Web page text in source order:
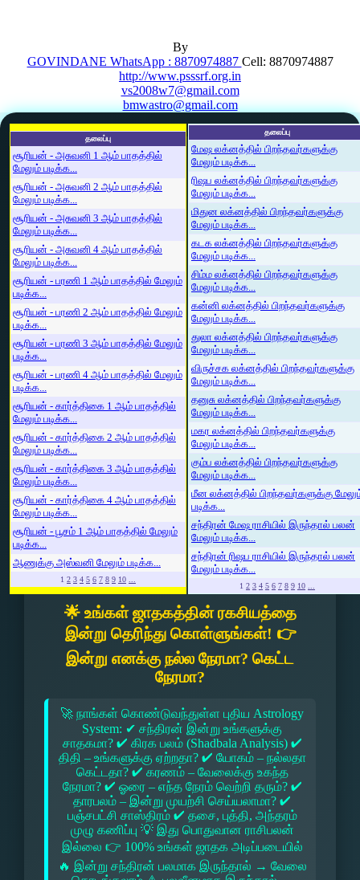
By
GOVINDANE WhatsApp : 8870974887 Cell: 8870974887
http://www.psssrf.org.in
vs2008w7@gmail.com
bmwastro@gmail.com
தலைப்பு
சூரியன் - அசுவனி 1 ஆம் பாதத்தில்
மேலும் படிக்க...
சூரியன் - அசுவனி 2 ஆம் பாதத்தில்
மேலும் படிக்க...
சூரியன் - அசுவனி 3 ஆம் பாதத்தில்
மேலும் படிக்க...
சூரியன் - அசுவனி 4 ஆம் பாதத்தில்
மேலும் படிக்க...
சூரியன் - பரணி 1 ஆம் பாதத்தில் மேலும்
படிக்க...
சூரியன் - பரணி 2 ஆம் பாதத்தில் மேலும்
படிக்க...
சூரியன் - பரணி 3 ஆம் பாதத்தில் மேலும்
படிக்க...
சூரியன் - பரணி 4 ஆம் பாதத்தில் மேலும்
படிக்க...
சூரியன் - கார்த்திகை 1 ஆம் பாதத்தில்
மேலும் படிக்க...
சூரியன் - கார்த்திகை 2 ஆம் பாதத்தில்
மேலும் படிக்க...
சூரியன் - கார்த்திகை 3 ஆம் பாதத்தில்
மேலும் படிக்க...
சூரியன் - கார்த்திகை 4 ஆம் பாதத்தில்
மேலும் படிக்க...
சூரியன் - பூசம் 1 ஆம் பாதத்தில் மேலும்
படிக்க...
ஆணுக்கு அஸ்வனி மேலும் படிக்க...
1 2 3 4 5 6 7 8 9 10 ...
தலைப்பு
மேஷ லக்னத்தில் பிறந்தவர்களுக்கு
மேலும் படிக்க...
ரிஷப லக்னத்தில் பிறந்தவர்களுக்கு
மேலும் படிக்க...
மிதுன லக்னத்தில் பிறந்தவர்களுக்கு
மேலும் படிக்க...
கடக லக்னத்தில் பிறந்தவர்களுக்கு
மேலும் படிக்க...
சிம்ம லக்னத்தில் பிறந்தவர்களுக்கு
மேலும் படிக்க...
கன்னி லக்னத்தில் பிறந்தவர்களுக்கு
மேலும் படிக்க...
துலா லக்னத்தில் பிறந்தவர்களுக்கு
மேலும் படிக்க...
விருச்சக லக்னத்தில் பிறந்தவர்களுக்கு
மேலும் படிக்க...
தனுசு லக்னத்தில் பிறந்தவர்களுக்கு
மேலும் படிக்க...
மகர லக்னத்தில் பிறந்தவர்களுக்கு
மேலும் படிக்க...
கும்ப லக்னத்தில் பிறந்தவர்களுக்கு
மேலும் படிக்க...
மீன லக்னத்தில் பிறந்தவர்களுக்கு
படிக்க...
சந்திரன் மேஷ ராசியில் இருந்தால் பலன்
மேலும் படிக்க...
சந்திரன் ரிஷப ராசியில் இருந்தால் பலன்
மேலும் படிக்க...
1 2 3 4 5 6 7 8 9 10 ...
🌟 உங்கள் ஜாதகத்தின் ரகசியத்தை
இன்று தெரிந்து கொள்ளுங்கள்! 👉
இன்று எனக்கு நல்ல நேரமா? கெட்ட
நேரமா?
🚀 நாங்கள் கொண்டுவந்துள்ள புதிய Astrology
System: ✔ சந்திரன் இன்று உங்களுக்கு
சாதகமா? ✔ கிரக பலம் (Shadbala Analysis) ✔
திதி – உங்களுக்கு ஏற்றதா? ✔ யோகம் – நல்லதா
கெட்டதா? ✔ கரணம் – வேலைக்கு உகந்த
நேரமா? ✔ ஓரை – எந்த நேரம் வெற்றி தரும்? ✔
தாரபலம் – இன்று முயற்சி செய்யலாமா? ✔
பஞ்சபட்சி சாஸ்திரம் ✔ தசை, புத்தி, அந்தரம்
முழு கணிப்பு 💡 இது பொதுவான ராசிபலன்
இல்லை 👉 100% உங்கள் ஜாதக அடிப்படையில்
🔥 இன்று சந்திரன் பலமாக இருந்தால் → வேலை